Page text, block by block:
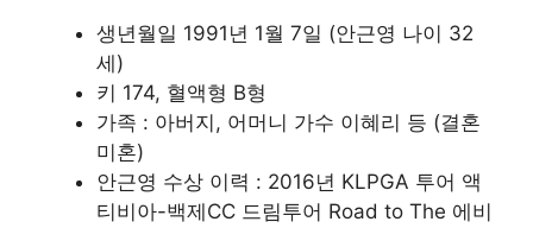
생년월일 1991년 1월 7일 (안근영 나이 32
세)
키 174, 혈액형 B형
가족 : 아버지, 어머니 가수 이혜리 등 (결혼
미혼)
안근영 수상 이력 : 2016년 KLPGA 투어 액
티비아-백제CC 드림투어 Road to The 에비